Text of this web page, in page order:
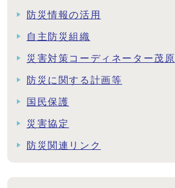
防災情報の活用
自主防災組織
災害対策コーディネーター茂原
防災に関する計画等
国民保護
災害協定
防災関連リンク